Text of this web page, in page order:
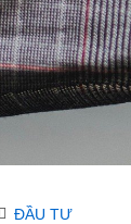
ĐẦU TƯ